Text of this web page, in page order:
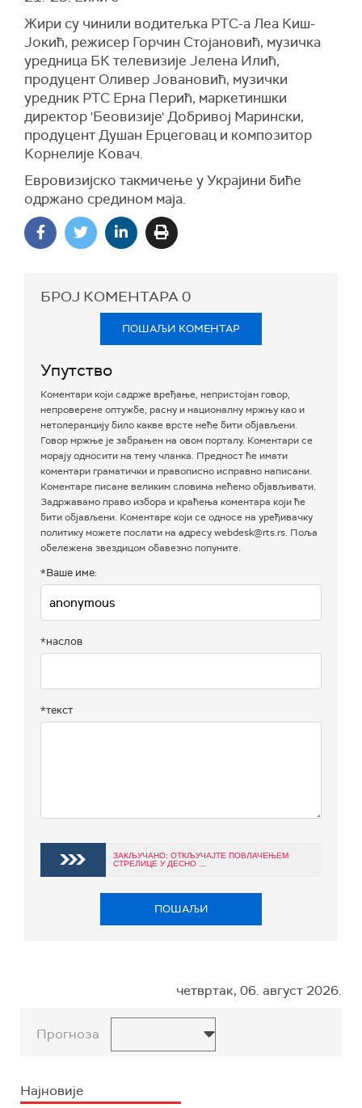
Жири су чинили водитељка РТС-а Леа Киш-
Јокић, режисер Горчин Стојановић, музичка
уредница БК телевизије Јелена Илић,
продуцент Оливер Јовановић, музички
уредник РТС Ерна Перић, маркетиншки
директор 'Беовизије' Добривој Марински,
продуцент Душан Ерцеговац и композитор
Корнелије Ковач.
Евровизијско такмичење у Украјини биће
одржано средином маја.
БРОЈ КОМЕНТАРА0
ПОШАЉИ КОМЕНТАР
Упутство
Коментари који садрже вређање, непристојан говор,
непроверене оптужбе, расну и националну мржњу као и
нетолеранцију било какве врсте неће бити објављени.
Говор мржње је забрањен на овом порталу. Коментари се
морају односити на тему чланка. Предност ће имати
коментари граматички и правописно исправно написани.
Коментаре писане великим словима нећемо објављивати.
Задржавамо право избора и краћења коментара који ће
бити објављени. Коментаре који се односе на уређивачку
политику можете послати на адресу webdesk@rts.rs. Поља
обележена звездицом обавезно попуните.
*Ваше име:
*наслов
*текст
ЗАКЉУЧАНО: ОТКЉУЧАЈТЕ ПОВЛАЧЕЊЕМ
СТРЕЛИЦЕ У ДЕСНО ...
ПОШАЉИ
четвртак, 06. август 2026.
Прогноза
Најновије